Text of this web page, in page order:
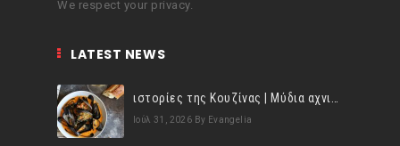
We respect your privacy.
LATEST NEWS
Ιούλ 31, 2026 By Evangelia